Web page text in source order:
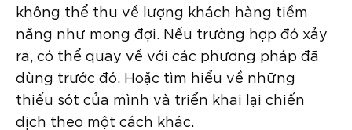
không thể thu về lượng khách hàng tiềm
năng như mong đợi. Nếu trường hợp đó xảy
ra, có thể quay về với các phương pháp đã
dùng trước đó. Hoặc tìm hiểu về những
thiếu sót của mình và triển khai lại chiến
dịch theo một cách khác.